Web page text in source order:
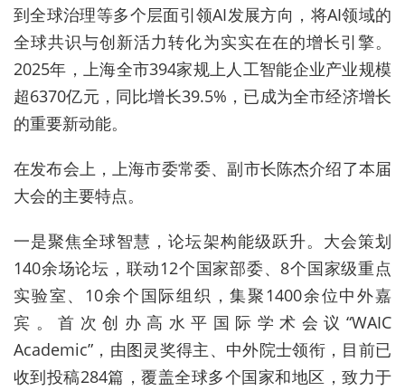
到全球治理等多个层面引领AI发展方向， 将AI领域的
全球共识与创新活力转化为实实在在的增长引擎。
2025年，上海全市394家规上人工智能企业产业规模
超6370亿元，同比增长39.5%，已成为全市经济增长
的重要新动能。
在发布会上，上海市委常委、副市长陈杰介绍了本届
大会的主要特点。
一是聚焦全球智慧，论坛架构能级跃升。大会策划
140余场论坛，联动12个国家部委、8个国家级重点
实验室、10余个国际组织，集聚1400余位中外嘉
宾。首次创办高水平国际学术会议“WAIC
Academic”，由图灵奖得主、中外院士领衔，目前已
收到投稿284篇，覆盖全球多个国家和地区，致力于